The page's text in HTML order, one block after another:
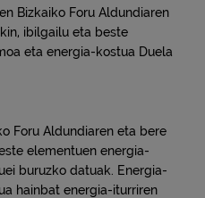
Bizkaiko Foru Aldundiaren
ibilgailu eta beste
eta energia-kostua Duela
Foru Aldundiaren eta bere
elementuen energia-
buruzko datuak. Energia-
hainbat energia-iturriren